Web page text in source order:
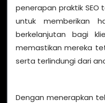
penerapan praktik SEO
untuk memberikan
berkelanjutan bagi
memastikan mereka
serta terlindungi dari
Dengan menerapkan